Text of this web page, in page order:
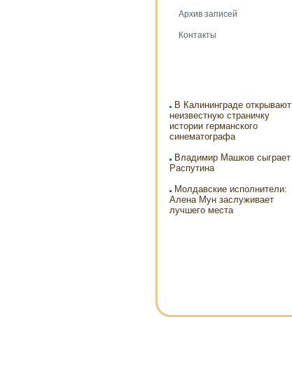
Архив записей
Контакты
В Калининграде открывают
неизвестную страничку
истории германского
синематографа
Владимир Машков сыграет
Распутина
Молдавские исполнители:
Алена Мун заслуживает
лучшего места